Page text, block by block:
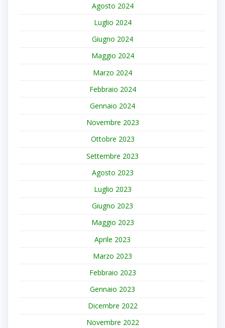
Agosto 2024
Luglio 2024
Giugno 2024
Maggio 2024
Marzo 2024
Febbraio 2024
Gennaio 2024
Novembre 2023
Ottobre 2023
Settembre 2023
Agosto 2023
Luglio 2023
Giugno 2023
Maggio 2023
Aprile 2023
Marzo 2023
Febbraio 2023
Gennaio 2023
Dicembre 2022
Novembre 2022